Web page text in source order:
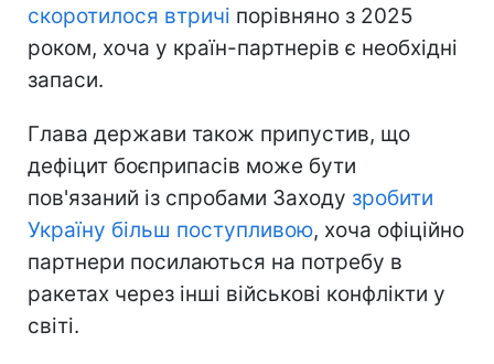
скоротилося втричі порівняно з 2025
роком, хоча у країн-партнерів є необхідні
запаси.
Глава держави також припустив, що
дефіцит боєприпасів може бути
пов'язаний із спробами Заходу зробити
Україну більш поступливою, хоча офіційно
партнери посилаються на потребу в
ракетах через інші військові конфлікти у
світі.